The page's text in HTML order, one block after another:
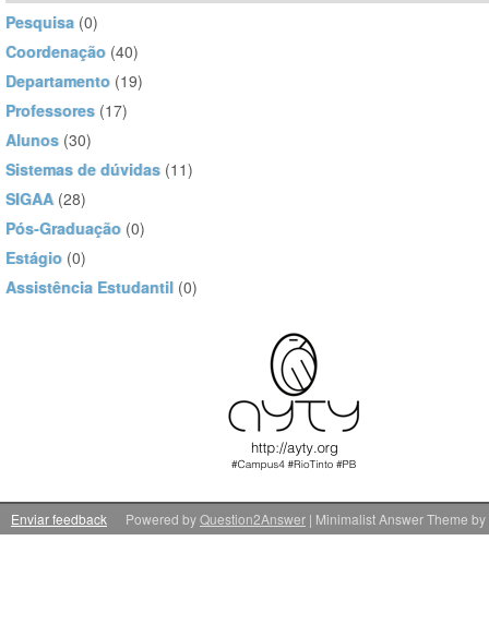
Pesquisa (0)
Coordenação (40)
Departamento (19)
Professores (17)
Alunos (30)
Sistemas de dúvidas (11)
SIGAA (28)
Pós-Graduação (0)
Estágio (0)
Assistência Estudantil (0)
Enviar feedback | Minimalist Answer Theme by
Powered byQuestion2Answer